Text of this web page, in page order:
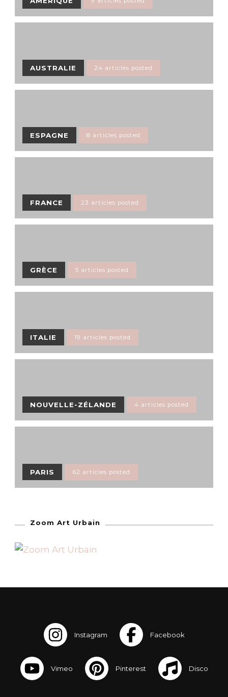
AUSTRALIE 24 articles posted
ESPAGNE 8 articles posted
FRANCE 23 articles posted
GRÈCE 5 articles posted
ITALIE 19 articles posted
NOUVELLE-ZÉLANDE 4 articles posted
PARIS 62 articles posted
Zoom Art Urbain